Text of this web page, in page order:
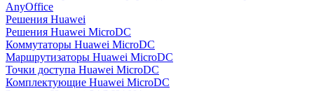
AnyOffice
Решения Huawei
Решения Huawei MicroDC
Коммутаторы Huawei MicroDC
Маршрутизаторы Huawei MicroDC
Точки доступа Huawei MicroDC
Комплектующие Huawei MicroDC